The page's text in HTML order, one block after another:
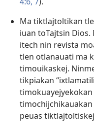
Ma tiktlajtoltikan
iuan toTajtsin
itech nin revista
tlen otlanauati ma
timouikaskej.
tikpiakan
timokuayejyekokan
peuas